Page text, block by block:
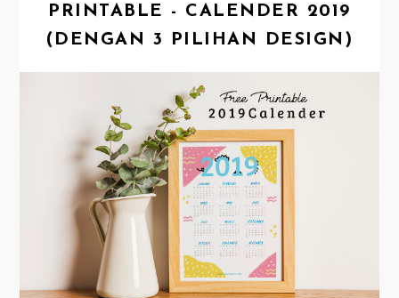
PRINTABLE - CALENDER 2019
(DENGAN 3 PILIHAN DESIGN)